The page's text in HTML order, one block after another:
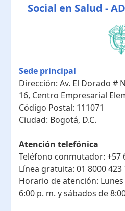
Social en Salud -
Sede principal
Dirección: Av. El Dorado #
16, Centro Empresarial
Código Postal: 111071
Ciudad: Bogotá, D.C.
Atención telefónica
Teléfono conmutador: +57
Línea gratuita: 01 8000 423
Horario de atención:
6:00 p. m. y sábados de